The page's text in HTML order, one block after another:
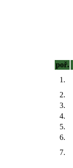
poř.
1.
2.
3.
4.
5.
6.
7.